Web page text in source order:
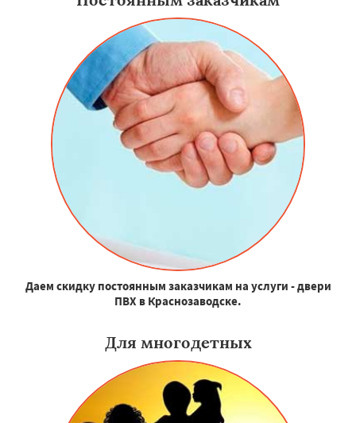
Даем скидку постоянным заказчикам на услуги - двери
ПВХ в Краснозаводске.
Для многодетных